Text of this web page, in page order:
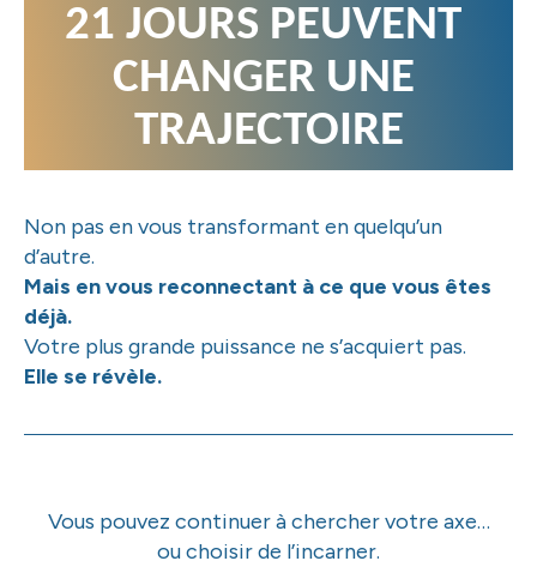
21 JOURS PEUVENT
CHANGER UNE
TRAJECTOIRE
Non pas en vous transformant en quelqu’un
d’autre.
Mais en vous reconnectant à ce que vous êtes
déjà.
Votre plus grande puissance ne s’acquiert pas.
Elle se révèle.
Vous pouvez continuer à chercher votre axe…
ou choisir de l’incarner.